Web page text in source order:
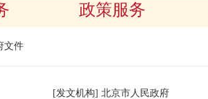
政策服务
文件
[发文机构] 北京市人民政府